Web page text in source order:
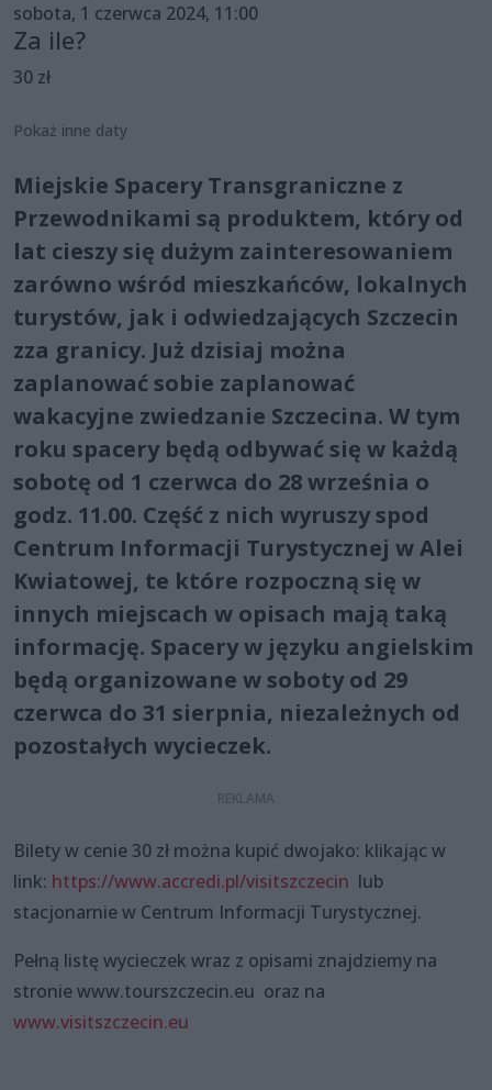
sobota, 1 czerwca 2024, 11:00
Za ile?
30 zł
Pokaż inne daty
Miejskie Spacery Transgraniczne z
Przewodnikami są produktem, który od
lat cieszy się dużym zainteresowaniem
zarówno wśród mieszkańców, lokalnych
turystów, jak i odwiedzających Szczecin
zza granicy. Już dzisiaj można
zaplanować sobie zaplanować
wakacyjne zwiedzanie Szczecina. W tym
roku spacery będą odbywać się w każdą
sobotę od 1 czerwca do 28 września o
godz. 11.00. Część z nich wyruszy spod
Centrum Informacji Turystycznej w Alei
Kwiatowej, te które rozpoczną się w
innych miejscach w opisach mają taką
informację. Spacery w języku angielskim
będą organizowane w soboty od 29
czerwca do 31 sierpnia, niezależnych od
pozostałych wycieczek.
Bilety w cenie 30 zł można kupić dwojako: klikając w
link: https://www.accredi.pl/visitszczecin lub
stacjonarnie w Centrum Informacji Turystycznej.
Pełną listę wycieczek wraz z opisami znajdziemy na
stronie www.tourszczecin.eu oraz na
www.visitszczecin.eu